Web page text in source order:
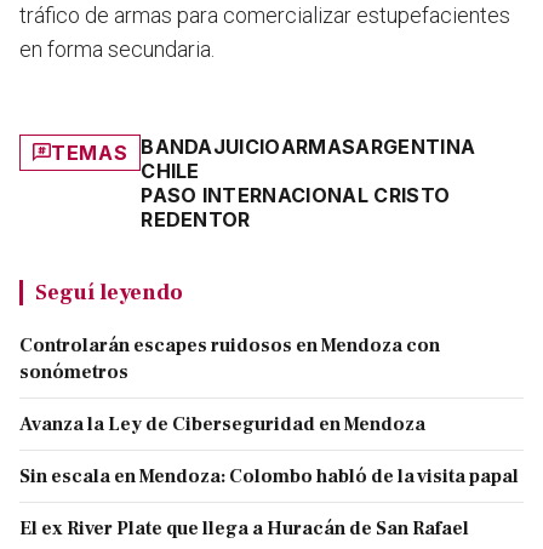
tráfico de armas para comercializar estupefacientes
en forma secundaria.
TEMAS BANDAJUICIOARMASARGENTINA
CHILE
PASO INTERNACIONAL CRISTO
REDENTOR
Seguí leyendo
Controlarán escapes ruidosos en Mendoza con
sonómetros
Avanza la Ley de Ciberseguridad en Mendoza
Sin escala en Mendoza: Colombo habló de la visita papal
El ex River Plate que llega a Huracán de San Rafael